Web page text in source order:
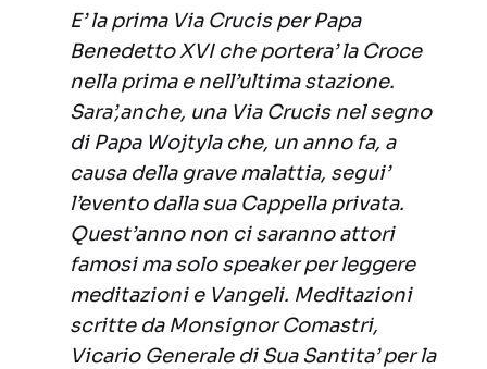
E’ la prima Via Crucis per Papa
Benedetto XVI che portera’ la Croce
nella prima e nell’ultima stazione.
Sara’,anche, una Via Crucis nel segno
di Papa Wojtyla che, un anno fa, a
causa della grave malattia, segui’
l’evento dalla sua Cappella privata.
Quest’anno non ci saranno attori
famosi ma solo speaker per leggere
meditazioni e Vangeli. Meditazioni
scritte da Monsignor Comastri,
Vicario Generale di Sua Santita’ per la